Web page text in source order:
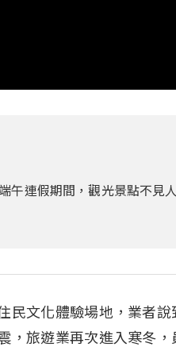
午連假期間，觀光景點不見
民文化體驗場地，業者說
，旅遊業再次進入寒冬，